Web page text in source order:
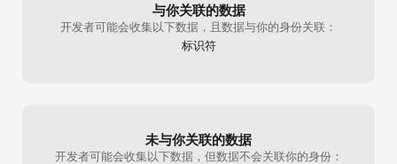
与你关联的数据
开发者可能会收集以下数据，且数据与你的身份关联：
标识符
未与你关联的数据
开发者可能会收集以下数据，但数据不会关联你的身份：